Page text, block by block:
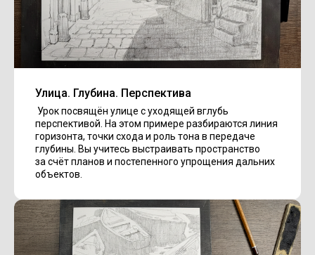
Улица. Глубина. Перспектива
Урок посвящён улице с уходящей вглубь
перспективой. На этом примере разбираются линия
горизонта, точки схода и роль тона в передаче
глубины. Вы учитесь выстраивать пространство
за счёт планов и постепенного упрощения дальних
объектов.